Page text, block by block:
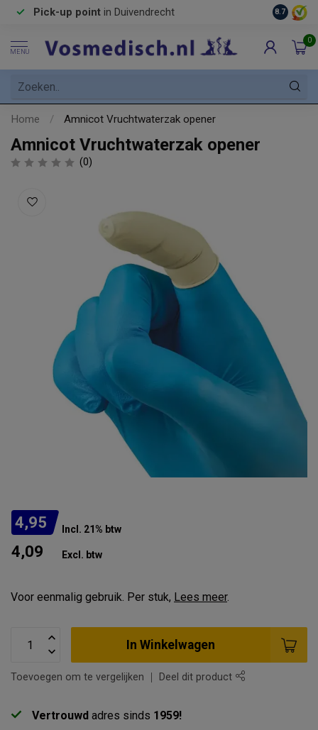
Pick-up point in Duivendrecht 8.7
MENU
0
Home / Amnicot Vruchtwaterzak opener
Amnicot Vruchtwaterzak opener
(0)
4,95 Incl. 21% btw
4,09 Excl. btw
Voor eenmalig gebruik. Per stuk, Lees meer.
In Winkelwagen
Toevoegen om te vergelijken Deel dit product
Vertrouwd adres sinds 1959!